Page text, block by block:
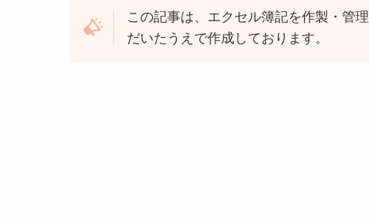
この記事は、エクセル簿記を作製・管
だいたうえで作成しております。